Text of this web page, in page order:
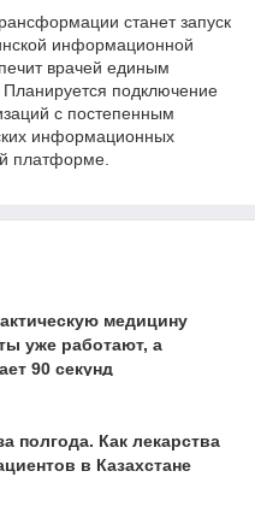
станет запуск
информационной
врачей единым
подключение
с постепенным
информационных
платформе.
медицину
уже работают, а
90 секунд
полгода. Как лекарства
в Казахстане